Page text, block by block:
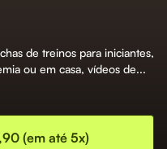
de treinos para iniciantes,
ou em casa, vídeos de...
(em até 5x)